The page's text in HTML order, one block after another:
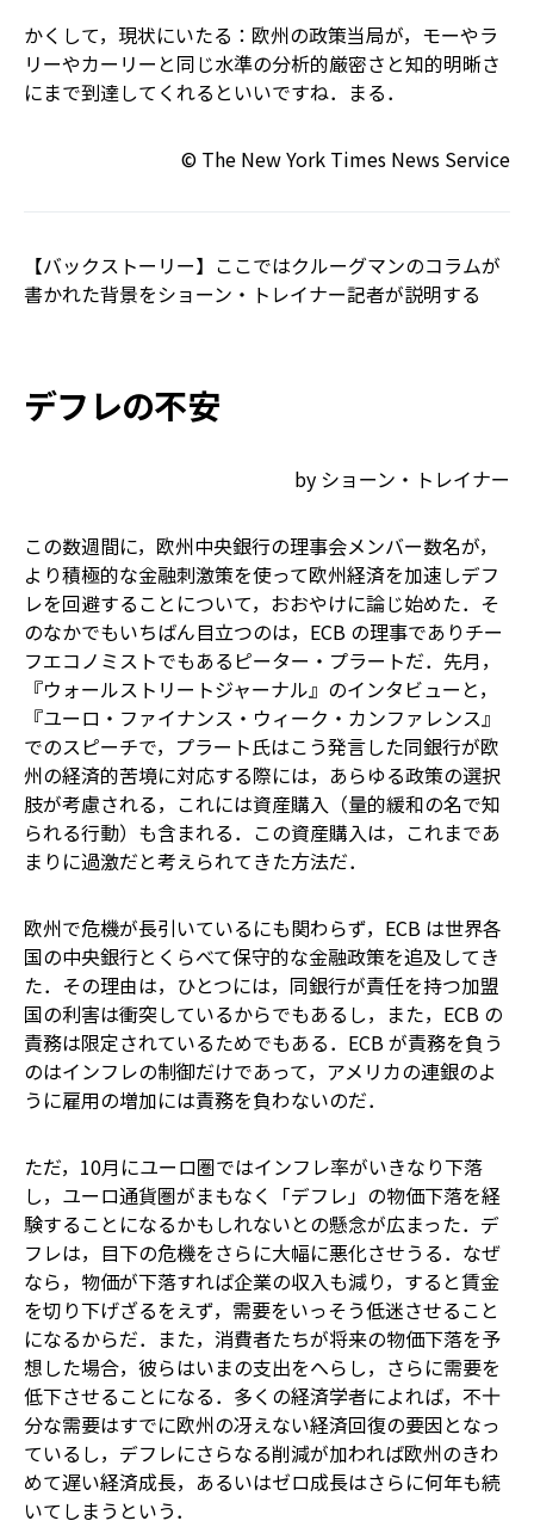
かくして，現状にいたる：欧州の政策当局が，モーやラ
リーやカーリーと同じ水準の分析的厳密さと知的明晰さ
にまで到達してくれるといいですね．まる．
© The New York Times News Service
【バックストーリー】ここではクルーグマンのコラムが
書かれた背景をショーン・トレイナー記者が説明する
デフレの不安
by ショーン・トレイナー
この数週間に，欧州中央銀行の理事会メンバー数名が，
より積極的な金融刺激策を使って欧州経済を加速しデフ
レを回避することについて，おおやけに論じ始めた．そ
のなかでもいちばん目立つのは，ECB の理事でありチー
フエコノミストでもあるピーター・プラートだ．先月，
『ウォールストリートジャーナル』のインタビューと，
『ユーロ・ファイナンス・ウィーク・カンファレンス』
でのスピーチで，プラート氏はこう発言した――同銀行が欧
州の経済的苦境に対応する際には，あらゆる政策の選択
肢が考慮される，これには資産購入（量的緩和の名で知
られる行動）も含まれる．この資産購入は，これまであ
まりに過激だと考えられてきた方法だ．
欧州で危機が長引いているにも関わらず，ECB は世界各
国の中央銀行とくらべて保守的な金融政策を追及してき
た．その理由は，ひとつには，同銀行が責任を持つ加盟
国の利害は衝突しているからでもあるし，また，ECB の
責務は限定されているためでもある．ECB が責務を負う
のはインフレの制御だけであって，アメリカの連銀のよ
うに雇用の増加には責務を負わないのだ．
ただ，10月にユーロ圏ではインフレ率がいきなり下落
し，ユーロ通貨圏がまもなく「デフレ」の物価下落を経
験することになるかもしれないとの懸念が広まった．デ
フレは，目下の危機をさらに大幅に悪化させうる．なぜ
なら，物価が下落すれば企業の収入も減り，すると賃金
を切り下げざるをえず，需要をいっそう低迷させること
になるからだ．また，消費者たちが将来の物価下落を予
想した場合，彼らはいまの支出をへらし，さらに需要を
低下させることになる．多くの経済学者によれば，不十
分な需要はすでに欧州の冴えない経済回復の要因となっ
ているし，デフレにさらなる削減が加われば欧州のきわ
めて遅い経済成長，あるいはゼロ成長はさらに何年も続
いてしまうという．